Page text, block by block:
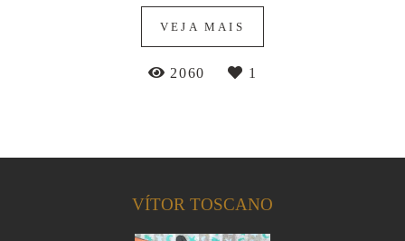
VEJA MAIS
2060 1
VÍTOR TOSCANO